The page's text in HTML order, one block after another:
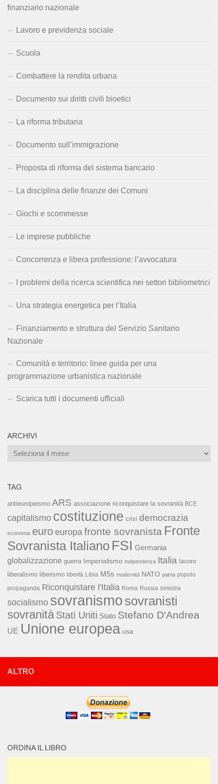
finanziario nazionale
Lavoro e previdenza sociale
Scuola
Combattere la rendita urbana
Documento sui diritti civili bioetici
La riforma tributaria
Documento sull’immigrazione
Proposta di riforma del sistema bancario
La disciplina delle finanze dei Comuni
Giochi e scommesse
Le imprese pubbliche
Concorrenza e libera professione: l’avvocatura
I problemi della ricerca scientifica nei settori bibliometrici
Una strategia energetica per l’Italia
Finanziamento e struttura del Servizio Sanitario
Nazionale
Comunità e territorio: linee guida per una
programmazione urbanistica nazionale
Scarica tutti i documenti ufficiali
ARCHIVI
Archivi
TAG
antieuropeismo ARS associazione riconquistare la sovranità BCE
capitalismo costituzione crisi democrazia
economia euro europa fronte sovranista Fronte
Sovranista Italiano FSI Germania
globalizzazione guerra Imperialismo indipendenza Italia lavoro
liberalismo liberismo libertà Libia M5s modernità NATO patria popolo
propaganda Riconquistare l'Italia Roma Russia sinistra
socialismo sovranismo sovranisti
sovranità Stati Uniti Stato Stefano D'Andrea
UE Unione europea usa
ALTRO
ORDINA IL LIBRO